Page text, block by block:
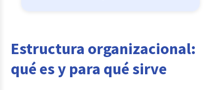
Estructura organizacional:
qué es y para qué sirve